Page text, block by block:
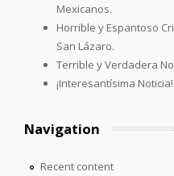
Mexicanos.
Horrible y Espantoso
San Lázaro.
Terrible y Verdadera
¡Interesantísima Noticia!
Navigation
Recent content